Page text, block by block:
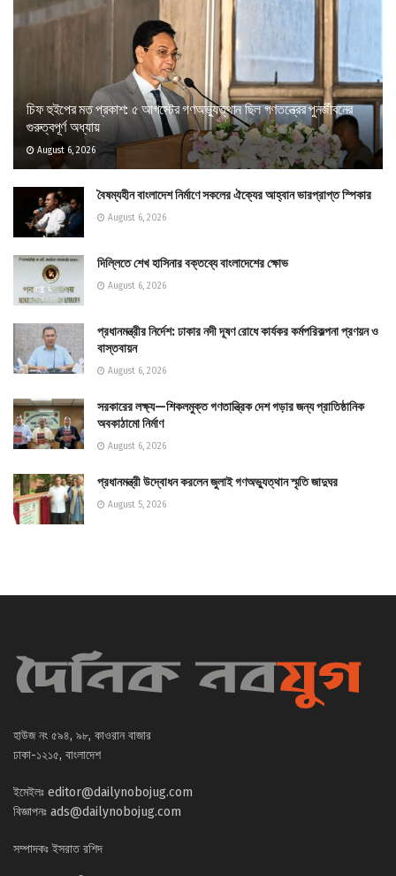
চিফ হুইপের মত প্রকাশ: ৫ আগস্টের গণঅভ্যুত্থান ছিল গণতন্ত্রের পুনর্জীবনের
গুরুত্বপূর্ণ অধ্যায়
August 6, 2026
বৈষম্যহীন বাংলাদেশ নির্মাণে সকলের ঐক্যের আহ্বান ভারপ্রাপ্ত স্পিকার
August 6, 2026
দিল্লিতে শেখ হাসিনার বক্তব্যে বাংলাদেশের ক্ষোভ
August 6, 2026
প্রধানমন্ত্রীর নির্দেশ: ঢাকার নদী দূষণ রোধে কার্যকর কর্মপরিকল্পনা প্রণয়ন ও
বাস্তবায়ন
August 6, 2026
সরকারের লক্ষ্য—শিকলমুক্ত গণতান্ত্রিক দেশ গড়ার জন্য প্রাতিষ্ঠানিক
অবকাঠামো নির্মাণ
August 6, 2026
প্রধানমন্ত্রী উদ্বোধন করলেন জুলাই গণঅভ্যুত্থান স্মৃতি জাদুঘর
August 5, 2026
হাউজ নং ৫৯৪, ৯৮, কাওরান বাজার
ঢাকা-১২১৫, বাংলাদেশ
ইমেইলঃ editor@dailynobojug.com
বিজ্ঞাপনঃ ads@dailynobojug.com
সম্পাদকঃ ইসরাত রশিদ